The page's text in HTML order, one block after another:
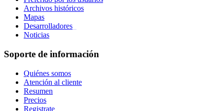
Archivos históricos
Mapas
Desarrolladores
Noticias
Soporte de información
Quiénes somos
Atención al cliente
Resumen
Precios
Registrate